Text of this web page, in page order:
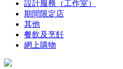
設計服務（工作室）
期間限定店
其他
餐飲及烹飪
網上購物